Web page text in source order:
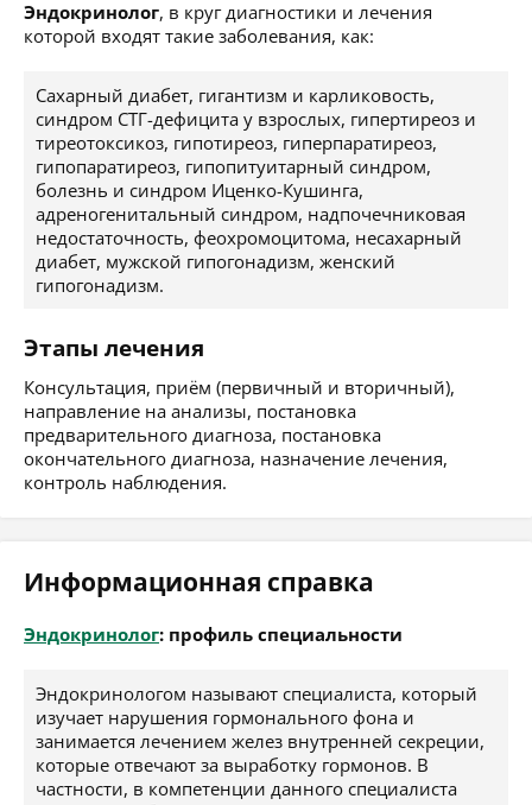
Эндокринолог, в круг диагностики и лечения
которой входят такие заболевания, как:
Сахарный диабет, гигантизм и карликовость,
синдром СТГ-дефицита у взрослых, гипертиреоз и
тиреотоксикоз, гипотиреоз, гиперпаратиреоз,
гипопаратиреоз, гипопитуитарный синдром,
болезнь и синдром Иценко-Кушинга,
адреногенитальный синдром, надпочечниковая
недостаточность, феохромоцитома, несахарный
диабет, мужской гипогонадизм, женский
гипогонадизм.
Этапы лечения
Консультация, приём (первичный и вторичный),
направление на анализы, постановка
предварительного диагноза, постановка
окончательного диагноза, назначение лечения,
контроль наблюдения.
Информационная справка
Эндокринолог: профиль специальности
Эндокринологом называют специалиста, который
изучает нарушения гормонального фона и
занимается лечением желез внутренней секреции,
которые отвечают за выработку гормонов. В
частности, в компетенции данного специалиста